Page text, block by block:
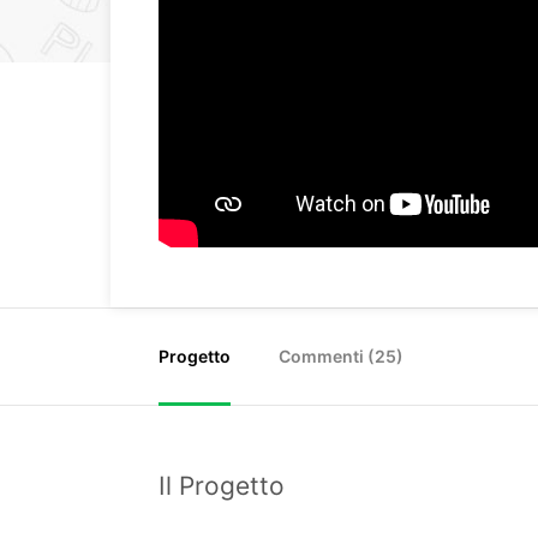
Progetto Commenti (25)
Il Progetto